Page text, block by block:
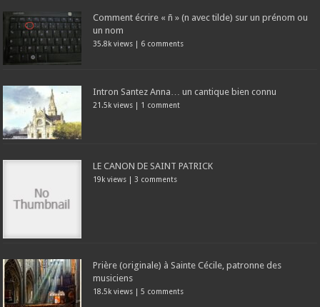
Comment écrire « ñ » (n avec tilde) sur un prénom ou
un nom
35.8k views 6 comments
Intron Santez Anna… un cantique bien connu
21.5k views 1 comment
LE CANON DE SAINT PATRICK
19k views |3 comments
Prière (originale) à Sainte Cécile, patronne des
musiciens
18.5k views |5 comments